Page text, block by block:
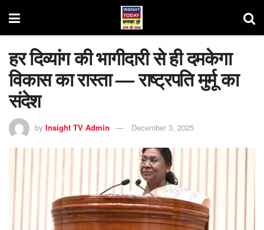
हर दिव्यांग की भागीदारी से ही दमकेगा
विकास का रास्ता — राष्ट्रपति मुर्मू का
संदेश
by Insight TV Admin December 3, 2025